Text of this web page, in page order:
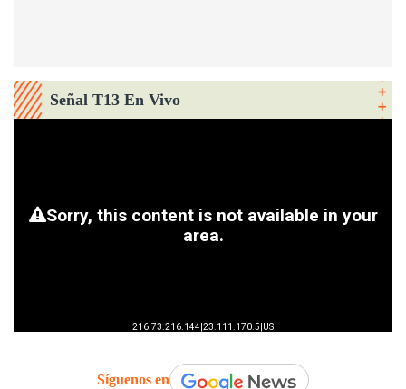
Señal T13 En Vivo
Síguenos en